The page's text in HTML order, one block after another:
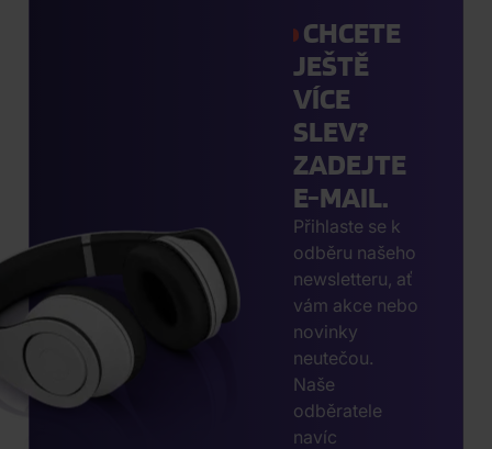
CHCETE
JEŠTĚ
VÍCE
SLEV?
ZADEJTE
E-MAIL.
Přihlaste se k
odběru našeho
newsletteru, ať
vám akce nebo
novinky
neutečou.
Naše
odběratele
navíc